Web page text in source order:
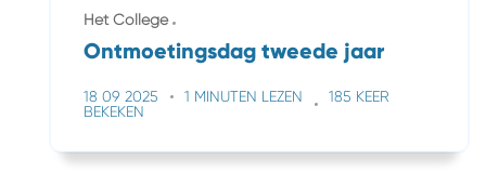
Het College
Ontmoetingsdag tweede jaar
18 09 2025 1 MINUTEN LEZEN
185 KEER
BEKEKEN